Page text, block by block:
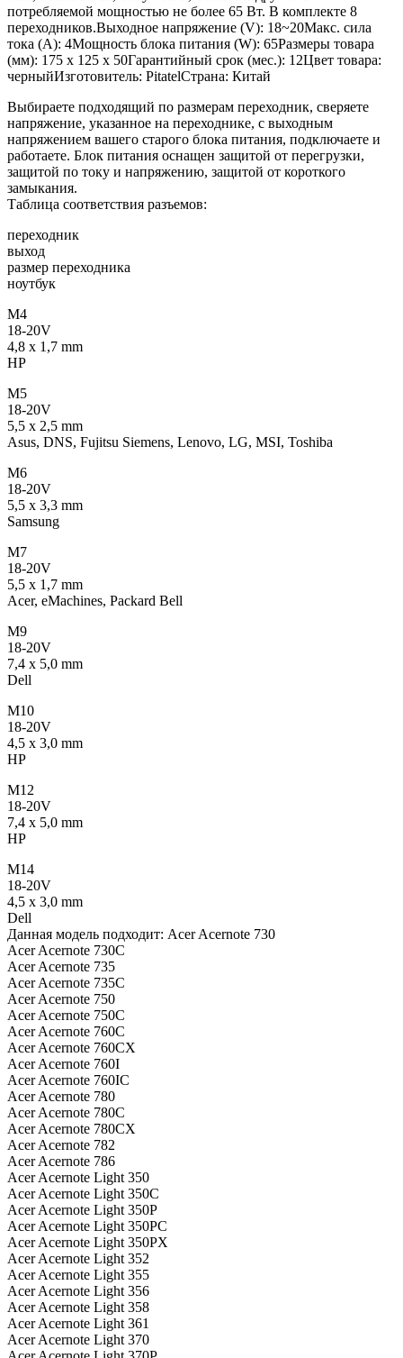
потребляемой мощностью не более 65 Вт. В комплекте 8
переходников.Выходное напряжение (V): 18~20Макс. сила
тока (A): 4Мощность блока питания (W): 65Размеры товара
(мм): 175 x 125 x 50Гарантийный срок (мес.): 12Цвет товара:
черныйИзготовитель: PitatelСтрана: Китай
Выбираете подходящий по размерам переходник, сверяете
напряжение, указанное на переходнике, с выходным
напряжением вашего старого блока питания, подключаете и
работаете. Блок питания оснащен защитой от перегрузки,
защитой по току и напряжению, защитой от короткого
замыкания.
Таблица соответствия разъемов:
переходник
выход
размер переходника
ноутбук
M4
18-20V
4,8 x 1,7 mm
HP
M5
18-20V
5,5 x 2,5 mm
Asus, DNS, Fujitsu Siemens, Lenovo, LG, MSI, Toshiba
M6
18-20V
5,5 x 3,3 mm
Samsung
M7
18-20V
5,5 x 1,7 mm
Acer, eMachines, Packard Bell
M9
18-20V
7,4 x 5,0 mm
Dell
M10
18-20V
4,5 x 3,0 mm
HP
M12
18-20V
7,4 x 5,0 mm
HP
M14
18-20V
4,5 x 3,0 mm
Dell
Данная модель подходит: Acer Acernote 730
Acer Acernote 730C
Acer Acernote 735
Acer Acernote 735C
Acer Acernote 750
Acer Acernote 750C
Acer Acernote 760C
Acer Acernote 760CX
Acer Acernote 760I
Acer Acernote 760IC
Acer Acernote 780
Acer Acernote 780C
Acer Acernote 780CX
Acer Acernote 782
Acer Acernote 786
Acer Acernote Light 350
Acer Acernote Light 350C
Acer Acernote Light 350P
Acer Acernote Light 350PC
Acer Acernote Light 350PX
Acer Acernote Light 352
Acer Acernote Light 355
Acer Acernote Light 356
Acer Acernote Light 358
Acer Acernote Light 361
Acer Acernote Light 370